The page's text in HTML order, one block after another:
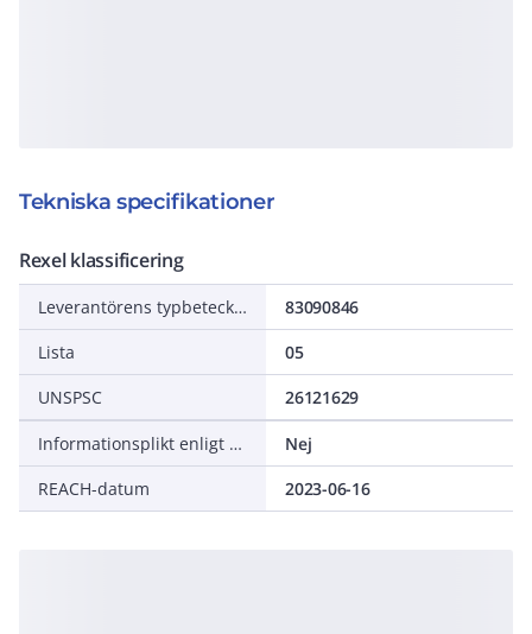
Tekniska specifikationer
Rexel klassificering
Leverantörens typbeteckning
83090846
Lista
05
UNSPSC
26121629
Informationsplikt enligt REACH
Nej
REACH-datum
2023-06-16